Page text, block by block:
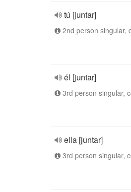
tú [juntar]
2nd person singular,
él [juntar]
3rd person singular,
ella [juntar]
3rd person singular,